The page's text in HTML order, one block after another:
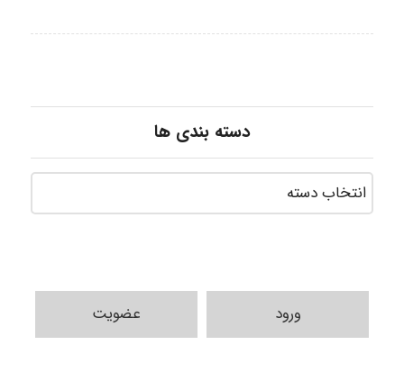
دسته بندی ها
ورود عضویت
abolfazlkoshehe